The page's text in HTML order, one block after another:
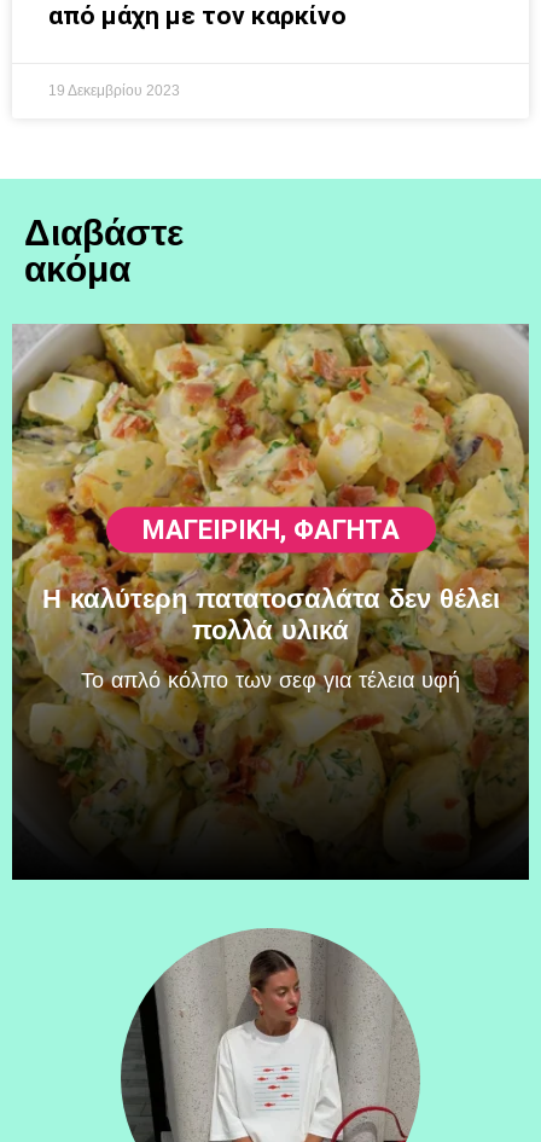
από μάχη με τον καρκίνο
19 Δεκεμβρίου 2023
Διαβάστε
ακόμα
ΜΑΓΕΙΡΙΚΗ, ΦΑΓΗΤΆ
Η καλύτερη πατατοσαλάτα δεν θέλει
πολλά υλικά
Το απλό κόλπο των σεφ για τέλεια υφή